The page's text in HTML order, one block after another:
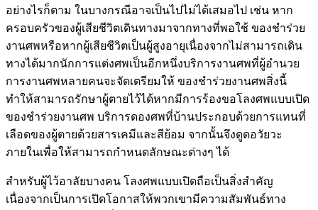
อย่างไรก็ตาม ในบางกรณีอาจเป็นไปไม่ได้เสมอไป เช่น หาก
ครอบครัวของผู้เสียชีวิตเดินทางมาจากทางที่พอใช้ ของชำร่วย
งานศพหรือหากผู้เสียชีวิตเป็นผู้สูงอายุเนื่องจากไม่สามารถเดิน
ทางได้มากนักการแต่งศพเป็นอีกหนึ่งบริการงานศพที่ผู้อำนวย
การงานศพหลายคนจะจัดเตรียมให้ ของชำร่วยงานศพสิ่งนี้
ทำให้สามารถรักษาผู้ตายไว้ได้หากมีการร้องขอโลงศพแบบเปิด
ของชำร่วยงานศพ บริการดองศพที่บ้านประกอบด้วยการแทนที่
เลือดของผู้ตายด้วยสารเคมีและสีย้อม จากนั้นจึงดูดอวัยวะ
ภายในเพื่อให้สามารถกำหนดลักษณะต่างๆ ได้
สำหรับผู้ไว้อาลัยบางคน โลงศพแบบเปิดถือเป็นสิ่งสำคัญ
เนื่องจากเป็นการเปิดโอกาสให้พวกเขามีความสัมพันธ์ทาง